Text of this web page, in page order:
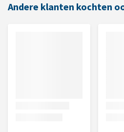
Andere klanten kochten